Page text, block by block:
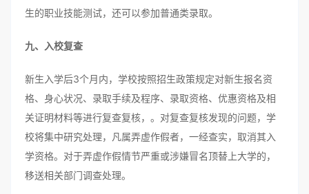
生的职业技能测试，还可以参加普通类录取。
九、入校复查
新生入学后3个月内，学校按照招生政策规定对新生报名资
格、身心状况、录取手续及程序、录取资格、优惠资格及相
关证明材料等进行复查复核，。对复查复核发现的问题，学
校将集中研究处理，凡属弄虚作假者，一经查实，取消其入
学资格。对于弄虚作假情节严重或涉嫌冒名顶替上大学的，
移送相关部门调查处理。